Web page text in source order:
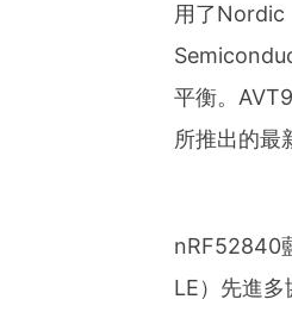
用了Nordic
平衡。
所推出的最
nRF52840
LE）先進